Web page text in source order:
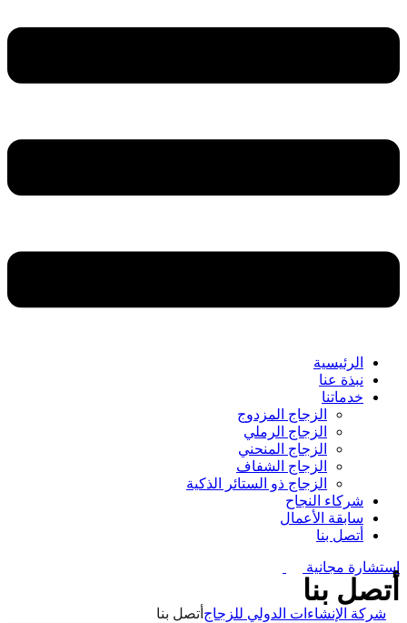
الرئيسية
نبذة عنا
خدماتنا
الزجاج المزدوج
الزجاج الرملي
الزجاج المنحني
الزجاج الشفاف
الزجاج ذو الستائر الذكية
شركاء النجاح
سابقة الأعمال
أتصل بنا
استشارة مجانية
أتصل بنا
شركة الإنشاءات الدولي للزجاج أتصل بنا